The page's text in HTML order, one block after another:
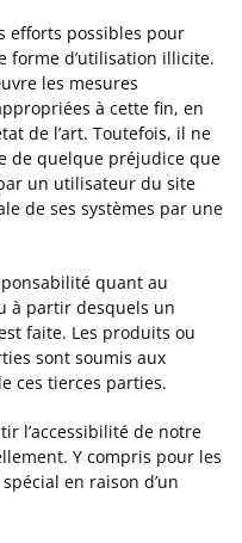
efforts possibles pour
forme d’utilisation illicite.
les mesures
à cette fin, en
de l’art. Toutefois, il ne
de quelque préjudice que
un utilisateur du site
de ses systèmes par une
quant au
à partir desquels un
faite. Les produits ou
sont soumis aux
ces tierces parties.
l’accessibilité de notre
Y compris pour les
en raison d’un